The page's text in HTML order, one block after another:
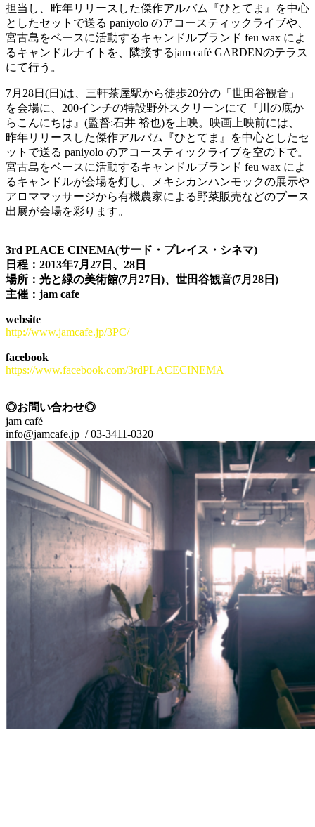
担当し、昨年リリースした傑作アルバム『ひとてま』を中心
としたセットで送る paniyolo のアコースティックライブや、
宮古島をベースに活動するキャンドルブランド feu wax によ
るキャンドルナイトを、隣接するjam café GARDENのテラス
にて行う。
7月28日(日)は、三軒茶屋駅から徒歩20分の「世田谷観音」
を会場に、200インチの特設野外スクリーンにて『川の底か
らこんにちは』(監督:石井 裕也)を上映。映画上映前には、
昨年リリースした傑作アルバム『ひとてま』を中心としたセ
ットで送る paniyolo のアコースティックライブを空の下で。
宮古島をベースに活動するキャンドルブランド feu wax によ
るキャンドルが会場を灯し、メキシカンハンモックの展示や
アロママッサージから有機農家による野菜販売などのブース
出展が会場を彩ります。
3rd PLACE CINEMA(サード・プレイス・シネマ)
日程：2013年7月27日、28日
場所：光と緑の美術館(7月27日)、世田谷観音(7月28日)
主催：jam cafe
website
http://www.jamcafe.jp/3PC/
facebook
https://www.facebook.com/3rdPLACECINEMA
◎お問い合わせ◎
jam café
info@jamcafe.jp / 03-3411-0320